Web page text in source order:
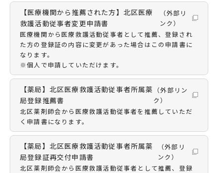
【医療機関から推薦された方】北区医療
救護活動従事者変更申請書
（外部リ
ンク）
医療機関から医療救護活動従事者として推薦、登録され
た方の登録証の内容に変更があった場合はこの申請書に
なります。
※個人で申請していただけます。
【薬局】北区医療救護活動従事者所属薬
局登録推薦書
（外部リン
ク）
北区薬剤師会から医療救護活動従事者を推薦していただ
く申請書になります。
【薬局】北区医療救護活動従事者所属薬
局登録証再交付申請書
（外部リ
ンク）
北区薬剤師会から医療救護活動従事者として推薦、登録